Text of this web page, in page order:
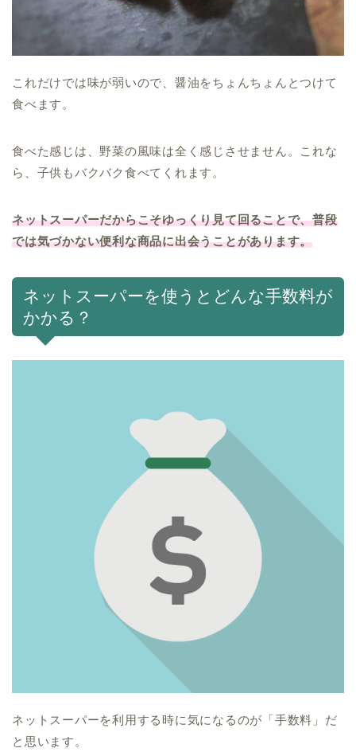
これだけでは味が弱いので、醤油をちょんちょんとつけて
食べます。
食べた感じは、野菜の風味は全く感じさせません。これな
ら、子供もバクバク食べてくれます。
ネットスーパーだからこそゆっくり見て回ることで、普段
では気づかない便利な商品に出会うことがあります。
ネットスーパーを使うとどんな手数料が
かかる？
ネットスーパーを利用する時に気になるのが「手数料」だ
と思います。